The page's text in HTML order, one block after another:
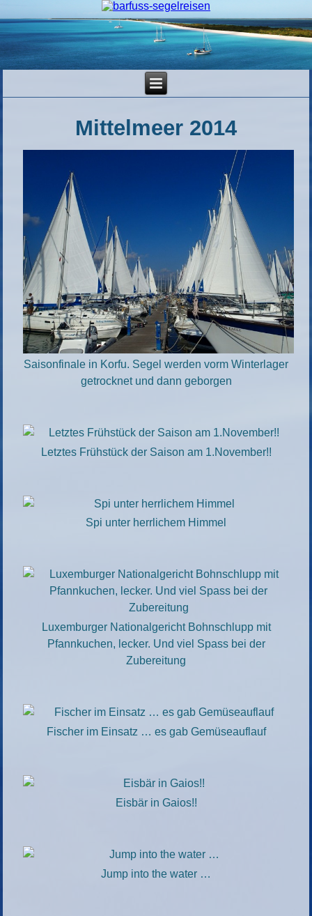
Mittelmeer 2014
Saisonfinale in Korfu. Segel werden vorm Winterlager
getrocknet und dann geborgen
Letztes Frühstück der Saison am 1.November!!
Spi unter herrlichem Himmel
Luxemburger Nationalgericht Bohnschlupp mit
Pfannkuchen, lecker. Und viel Spass bei der
Zubereitung
Fischer im Einsatz … es gab Gemüseauflauf
Eisbär in Gaios!!
Jump into the water …